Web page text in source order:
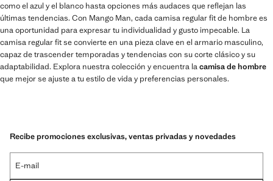
como el azul y el blanco hasta opciones más audaces que reflejan las
últimas tendencias. Con Mango Man, cada camisa regular fit de hombre es
una oportunidad para expresar tu individualidad y gusto impecable. La
camisa regular fit se convierte en una pieza clave en el armario masculino,
capaz de trascender temporadas y tendencias con su corte clásico y su
adaptabilidad. Explora nuestra colección y encuentra lacamisa de hombre
que mejor se ajuste a tu estilo de vida y preferencias personales.
Recibe promociones exclusivas, ventas privadas y novedades
E-mail